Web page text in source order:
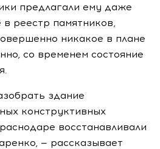
предлагали ему даже
реестр памятников,
никакое в плане
со временем состояние
здание
конструктивных
восстанавливали
— рассказывает